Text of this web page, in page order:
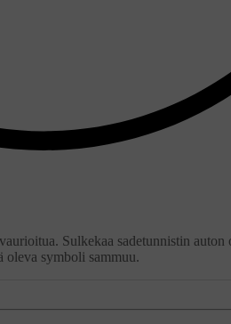
Sulkekaa sadetunnistin auton
oleva symboli sammuu.